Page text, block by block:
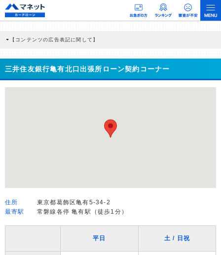
【コンテンツの広告表記に関して】
商品を根拠なくPRするものではなく、当編集部の調査／ユーザーへの口コミ収集な
どに基づき、公平性を担保した情報提供を行っています。
>提携企業一覧
三井住友銀行亀有北口出張所ローン契約コーナー
住所
東京都葛飾区亀有5-34-2
最寄駅
常磐線各停 亀有駅（徒歩1分）
平日 土 / 日祝